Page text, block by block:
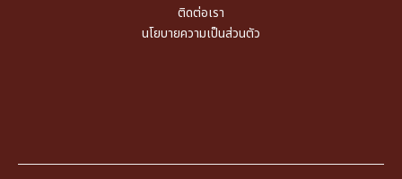
ติดต่อเรา
นโยบายความเป็นส่วนตัว